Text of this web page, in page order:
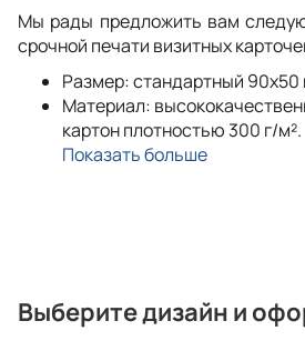
Мы рады предложить вам
срочной печати визитных
Размер: стандартный
Материал:
картон плотностью 300 г/м².
Показать больше
Выберите дизайн и